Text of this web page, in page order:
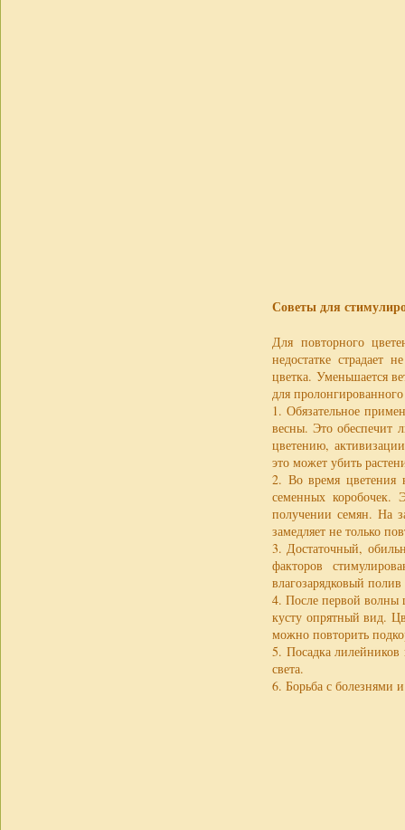
Советы для
Для повторного
недостатке
цветка. Уменьшается
для
1. Обязательное
весны. Это обеспечит
цветению,
это может убить
2. Во время цветения
семенных коробочек.
получении семян. На
замедляет не только
3. Достаточный,
факторов
влагозарядковый
4. После первой волны
кусту опрятный вид.
можно повторить
5. Посадка лилейников
света.
6. Борьба с болезнями